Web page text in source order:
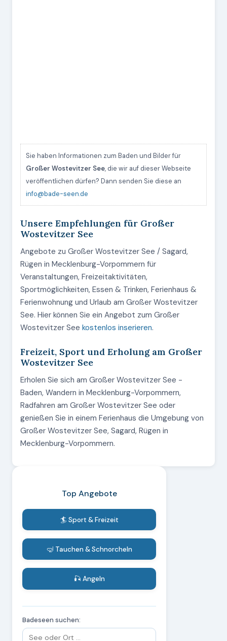
Sie haben Informationen zum Baden und Bilder für
Großer Wostevitzer See, die wir auf dieser Webseite
veröffentlichen dürfen? Dann senden Sie diese an
info@bade-seen.de
Unsere Empfehlungen für Großer
Wostevitzer See
Angebote zu Großer Wostevitzer See / Sagard,
Rügen in Mecklenburg-Vorpommern für
Veranstaltungen, Freizeitaktivitäten,
Sportmöglichkeiten, Essen & Trinken, Ferienhaus &
Ferienwohnung und Urlaub am Großer Wostevitzer
See. Hier können Sie ein Angebot zum Großer
Wostevitzer See kostenlos inserieren.
Freizeit, Sport und Erholung am Großer
Wostevitzer See
Erholen Sie sich am Großer Wostevitzer See -
Baden, Wandern in Mecklenburg-Vorpommern,
Radfahren am Großer Wostevitzer See oder
genießen Sie in einem Ferienhaus die Umgebung von
Großer Wostevitzer See, Sagard, Rügen in
Mecklenburg-Vorpommern.
Top Angebote
🏄 Sport & Freizeit
🤿 Tauchen & Schnorcheln
🎣 Angeln
Badeseen suchen: